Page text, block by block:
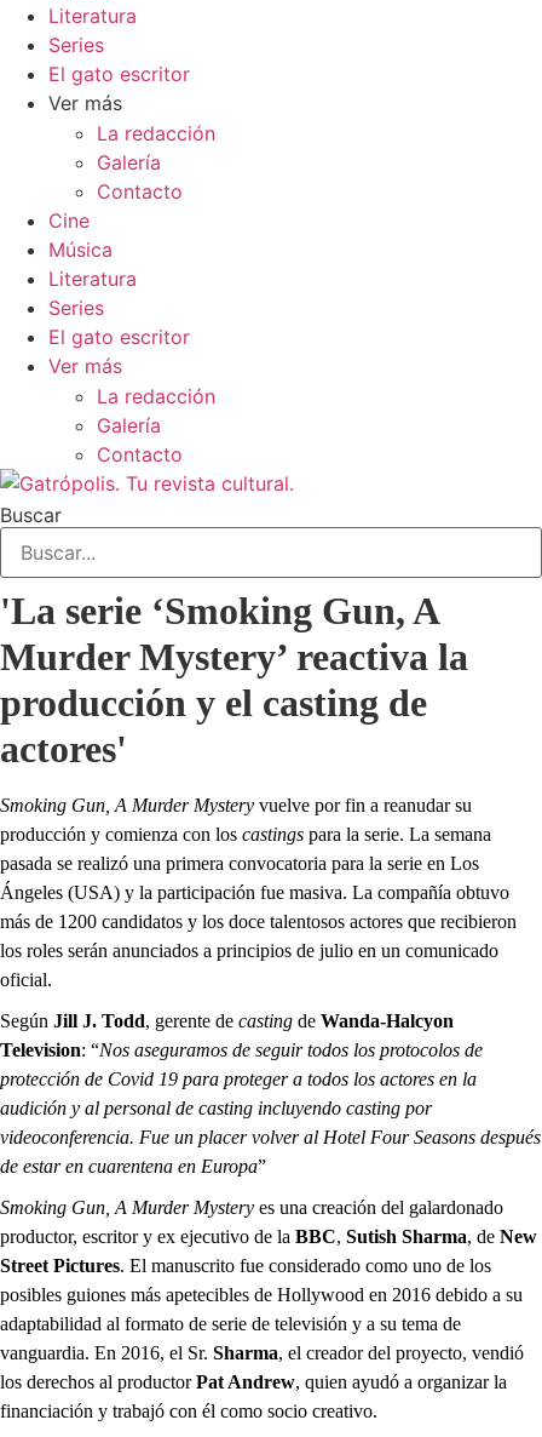
Literatura
Series
El gato escritor
Ver más
La redacción
Galería
Contacto
Cine
Música
Literatura
Series
El gato escritor
Ver más
La redacción
Galería
Contacto
Buscar
'La serie ‘Smoking Gun, A
Murder Mystery’ reactiva la
producción y el casting de
actores'
Smoking Gun, A Murder Mystery vuelve por fin a reanudar su
producción y comienza con los castings para la serie. La semana
pasada se realizó una primera convocatoria para la serie en Los
Ángeles (USA) y la participación fue masiva. La compañía obtuvo
más de 1200 candidatos y los doce talentosos actores que recibieron
los roles serán anunciados a principios de julio en un comunicado
oficial.
Según Jill J. Todd, gerente de casting de Wanda-Halcyon
Television: “Nos aseguramos de seguir todos los protocolos de
protección de Covid 19 para proteger a todos los actores en la
audición y al personal de casting incluyendo casting por
videoconferencia. Fue un placer volver al Hotel Four Seasons después
de estar en cuarentena en Europa”
Smoking Gun, A Murder Mystery es una creación del galardonado
productor, escritor y ex ejecutivo de la BBC, Sutish Sharma, de New
Street Pictures. El manuscrito fue considerado como uno de los
posibles guiones más apetecibles de Hollywood en 2016 debido a su
adaptabilidad al formato de serie de televisión y a su tema de
vanguardia. En 2016, el Sr. Sharma, el creador del proyecto, vendió
los derechos al productorPat Andrew, quien ayudó a organizar la
financiación y trabajó con él como socio creativo.